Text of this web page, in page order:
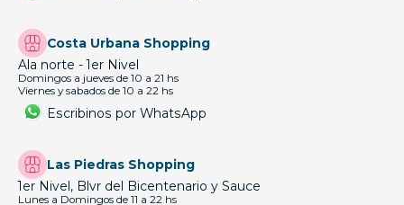
Costa Urbana Shopping
Ala norte - 1er Nivel
Domingos a jueves de 10 a 21 hs
Viernes y sabados de 10 a 22 hs
Escribinos por WhatsApp
Las Piedras Shopping
1er Nivel, Blvr del Bicentenario y Sauce
Lunes a Domingos de 11 a 22 hs